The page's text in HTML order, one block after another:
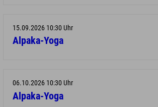
15.09.2026 10:30 Uhr
Alpaka-Yoga
06.10.2026 10:30 Uhr
Alpaka-Yoga